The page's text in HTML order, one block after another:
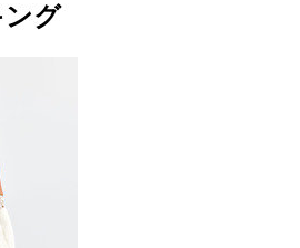
ング